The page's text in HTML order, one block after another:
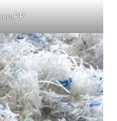
PP